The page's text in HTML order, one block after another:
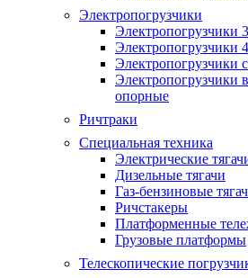
Электропогрузчики
Электропогрузчики
Электропогрузчики
Электропогрузчики
Электропогрузчики
опорные
Ричтраки
Специальная техника
Электрические
Дизельные тягачи
Газ-бензиновые
Ричстакеры
Платформенные
Грузовые платформы
Телескопические